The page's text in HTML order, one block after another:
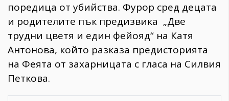
поредица от убийства. Фурор сред децата
и родителите пък предизвика „Две
трудни цветя и един фейояд“ на Катя
Антонова, който разказа предисторията
на Феята от захарницата с гласа на Силвия
Петкова.